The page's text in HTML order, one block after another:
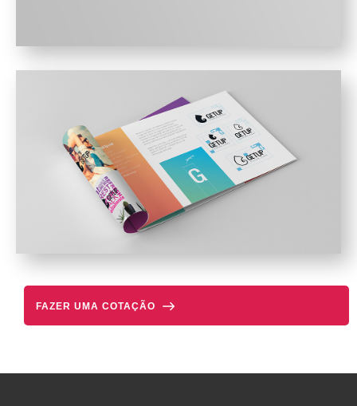
FAZER UMA COTAÇÃO